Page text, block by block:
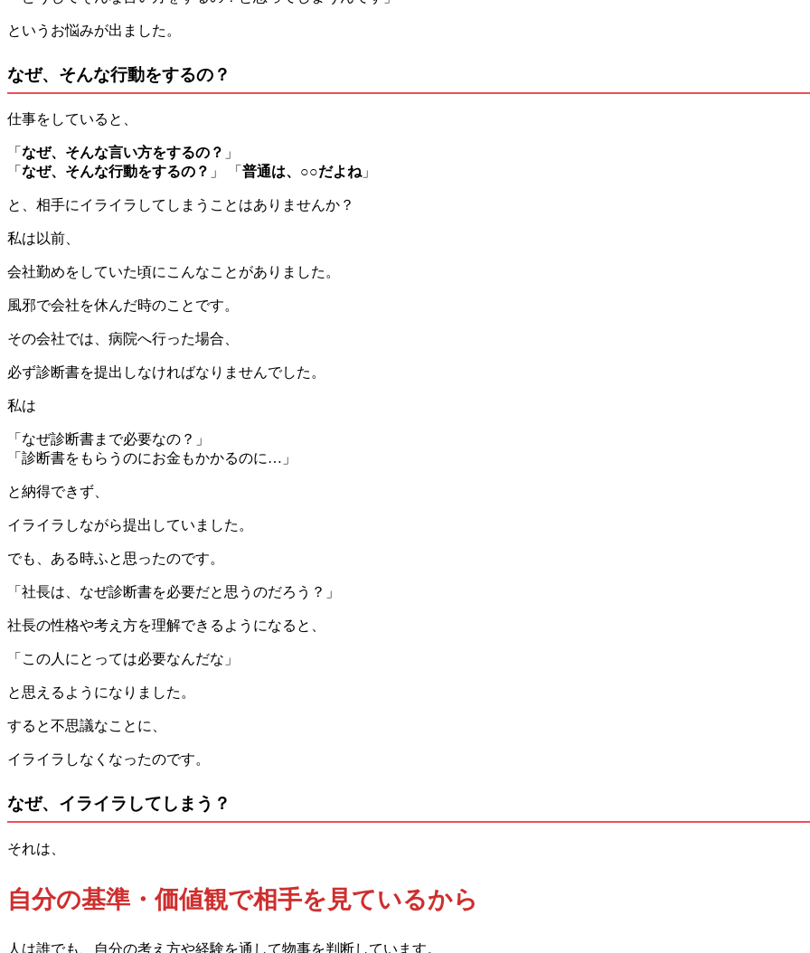
というお悩みが出ました。
なぜ、そんな行動をするの？
仕事をしていると、
「 なぜ、そんな言い方をするの？ 」
「 なぜ、そんな行動をするの？ 」 「 普通は、○○だよね 」
と、相手にイライラしてしまうことはありませんか？
私は以前、
会社勤めをしていた頃にこんなことがありました。
風邪で会社を休んだ時のことです。
その会社では、病院へ行った場合、
必ず診断書を提出しなければなりませんでした。
私は
「なぜ診断書まで必要なの？」
「診断書をもらうのにお金もかかるのに…」
と納得できず、
イライラしながら提出していました。
でも、ある時ふと思ったのです。
「社長は、なぜ診断書を必要だと思うのだろう？」
社長の性格や考え方を理解できるようになると、
「この人にとっては必要なんだな」
と思えるようになりました。
すると不思議なことに、
イライラしなくなったのです。
なぜ、イライラしてしまう？
それは、
自分の基準・価値観で相手を見ているから
人は誰でも、自分の考え方や経験を通して物事を判断しています。